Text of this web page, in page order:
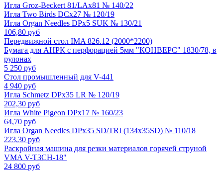
Игла Groz-Beckert 81/LAx81 № 140/22
Игла Two Birds DCx27 № 120/19
Игла Organ Needles DPx5 SUK № 130/21
106,80 руб
Передвижной стол IMA 826.12 (2000*2200)
Бумага для АНРК с перфорацией 5мм "КОНВЕРС" 1830/78, в
рулонах
5 250 руб
Стол промышленный для V-441
4 940 руб
Игла Schmetz DPx35 LR № 120/19
202,30 руб
Игла White Pigeon DPx17 № 160/23
64,70 руб
Игла Organ Needles DPx35 SD/TRI (134x35SD) № 110/18
223,30 руб
Раскройная машина для резки материалов горячей струной
VMA V-T3CH-18"
24 800 руб